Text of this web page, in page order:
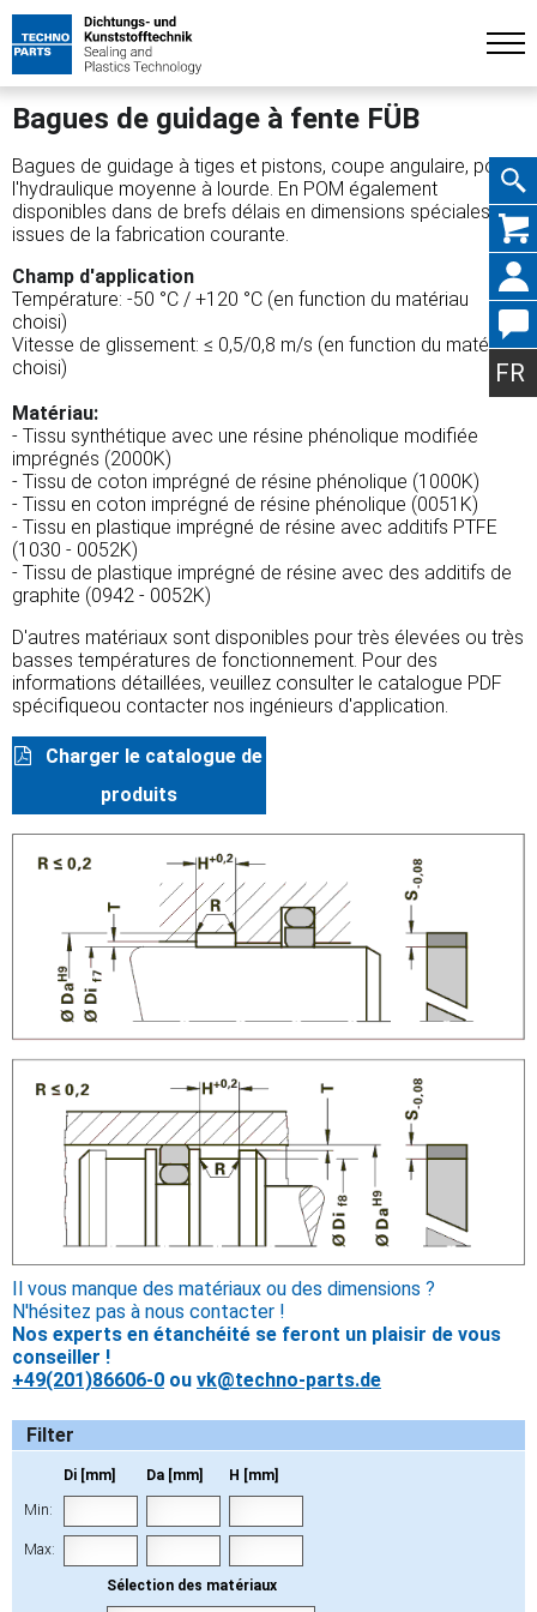
Aller
au
FR
Bagues de guidage à fente FÜB
Bagues de guidage à tiges et pistons, coupe angulaire, pour
l'hydraulique moyenne à lourde. En POM également
disponibles dans de brefs délais en dimensions spéciales
issues de la fabrication courante.
Champ d'application
Température: -50 °C / +120 °C (en function du matériau
choisi)
Vitesse de glissement: ≤ 0,5/0,8 m/s (en function du matériau
choisi)
Matériau:
- Tissu synthétique avec une résine phénolique modifiée
imprégnés (2000K)
- Tissu de coton imprégné de résine phénolique (1000K)
- Tissu en coton imprégné de résine phénolique (0051K)
- Tissu en plastique imprégné de résine avec additifs PTFE
(1030 - 0052K)
- Tissu de plastique imprégné de résine avec des additifs de
graphite (0942 - 0052K)
D'autres matériaux sont disponibles pour très élevées ou très
basses températures de fonctionnement. Pour des
informations détaillées, veuillez consulter le catalogue PDF
spécifiqueou contacter nos ingénieurs d'application.
Charger le catalogue de
produits
Il vous manque des matériaux ou des dimensions ?
N'hésitez pas à nous contacter !
Nos experts en étanchéité se feront un plaisir de vous
conseiller !
+49(201)86606-0 ou vk@techno-parts.de
Filter
Di [mm] Da [mm] H [mm]
Min:
Max:
Sélection des matériaux